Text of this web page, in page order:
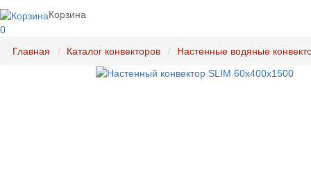
0
Корзина
Главная Каталог конвекторов Настенные водяные